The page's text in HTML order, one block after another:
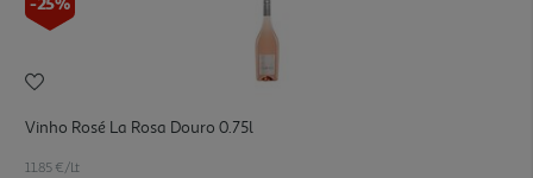
Vinho Rosé La Rosa Douro 0.75l
11.85 €/Lt